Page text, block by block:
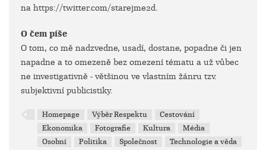
na https://twitter.com/starejme2d.
O čem píše
O tom, co mě nadzvedne, usadí, dostane, popadne či jen
napadne a to omezeně bez omezení tématu a už vůbec
ne investigativně - většinou ve vlastním žánru tzv.
subjektivní publicistiky.
Homepage Výběr Respektu
Cestování
Ekonomika
Fotografie Kultura
Média
Osobní
Politika Společnost
Technologie a věda